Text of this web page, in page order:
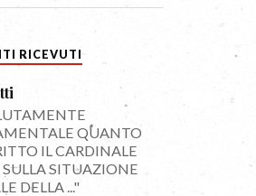
RICEVUTI
QUANTO
IL CARDINALE
SULLA SITUAZIONE
DELLA ..."